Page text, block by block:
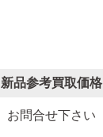
新品参考買取価格
お問合せ下さい